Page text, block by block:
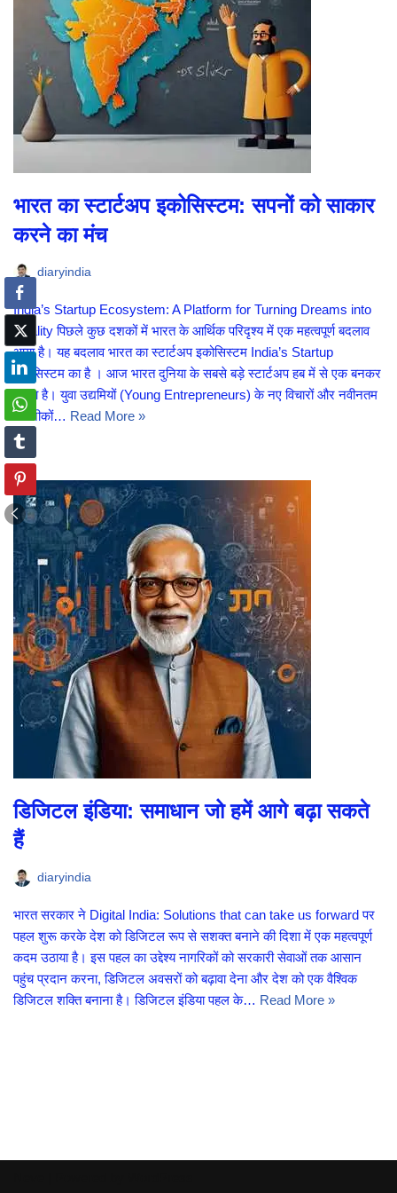
भारत का स्टार्टअप इकोसिस्टम: सपनों को साकार
करने का मंच
diaryindia
India’s Startup Ecosystem: A Platform for Turning Dreams into
Reality पिछले कुछ दशकों में भारत के आर्थिक परिदृश्य में एक महत्वपूर्ण बदलाव
आया है। यह बदलाव भारत का स्टार्टअप इकोसिस्टम India’s Startup
इकोसिस्टम का है । आज भारत दुनिया के सबसे बड़े स्टार्टअप हब में से एक बनकर
उभरा है। युवा उद्यमियों (Young Entrepreneurs) के नए विचारों और नवीनतम
तकनीकों… Read More »
डिजिटल इंडिया: समाधान जो हमें आगे बढ़ा सकते
हैं
diaryindia
भारत सरकार ने Digital India: Solutions that can take us forward पर
पहल शुरू करके देश को डिजिटल रूप से सशक्त बनाने की दिशा में एक महत्वपूर्ण
कदम उठाया है। इस पहल का उद्देश्य नागरिकों को सरकारी सेवाओं तक आसान
पहुंच प्रदान करना, डिजिटल अवसरों को बढ़ावा देना और देश को एक वैश्विक
डिजिटल शक्ति बनाना है। डिजिटल इंडिया पहल के… Read More »